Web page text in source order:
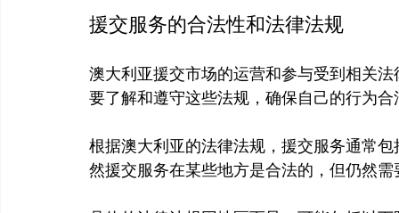
援交服务的合法性和法律法规
澳大利亚援交市场的运营和参与受到相关
要了解和遵守这些法规，确保自己的行为合
根据澳大利亚的法律法规，援交服务通常
然援交服务在某些地方是合法的，但仍然